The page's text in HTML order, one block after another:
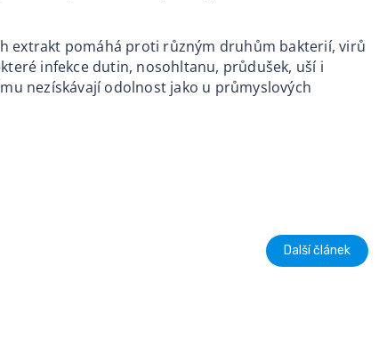
extrakt pomáhá proti různým druhům bakterií, virů
infekce dutin, nosohltanu, průdušek, uší i
nezískávají odolnost jako u průmyslových
Další článek